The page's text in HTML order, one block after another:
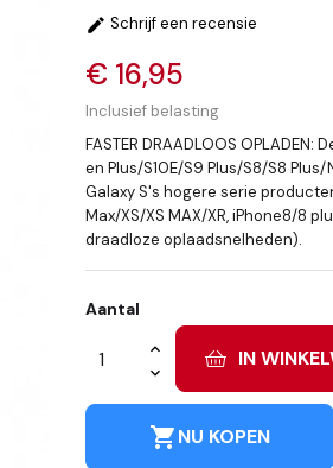
 Schrijf een recensie
€ 16,95
Inclusief belasting
FASTER DRAADLOOS
en Plus/S10E/S9 Plus/S8/S8
Galaxy S's hogere serie
Max/XS/XS MAX/XR, iPhone8/8
draadloze oplaadsnelheden).
Aantal
IN
shopping_cartNU KOPEN